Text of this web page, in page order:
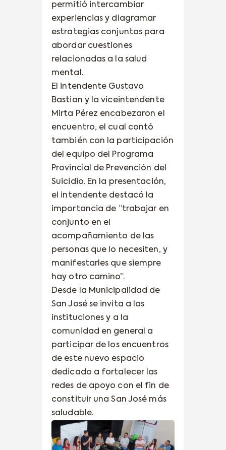
permitió intercambiar
experiencias y diagramar
estrategias conjuntas para
abordar cuestiones
relacionadas a la salud
mental.
El intendente Gustavo
Bastian y la viceintendente
Mirta Pérez encabezaron el
encuentro, el cual contó
también con la participación
del equipo del Programa
Provincial de Prevención del
Suicidio. En la presentación,
el intendente destacó la
importancia de “trabajar en
conjunto en el
acompañamiento de las
personas que lo necesiten, y
manifestarles que siempre
hay otro camino”.
Desde la Municipalidad de
San José se invita a las
instituciones y a la
comunidad en general a
participar de los encuentros
de este nuevo espacio
dedicado a fortalecer las
redes de apoyo con el fin de
constituir una San José más
saludable.